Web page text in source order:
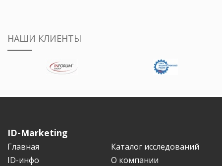
НАШИ КЛИЕНТЫ
ID-Marketing
Главная
Каталог исследований
ID-инфо
О компании